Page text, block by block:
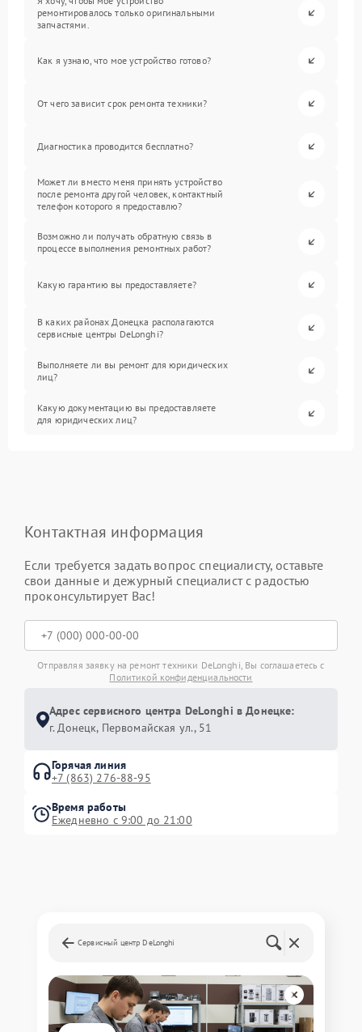
ремонтировалось только оригинальными
запчастями.
Как я узнаю, что мое устройство готово?
От чего зависит срок ремонта техники?
Диагностика проводится бесплатно?
Может ли вместо меня принять устройство
после ремонта другой человек, контактный
телефон которого я предоставлю?
Возможно ли получать обратную связь в
процессе выполнения ремонтных работ?
Какую гарантию вы предоставляете?
В каких районах Донецка располагаются
сервисные центры DeLonghi?
Выполняете ли вы ремонт для юридических
лиц?
Какую документацию вы предоставляете
для юридических лиц?
Контактная информация
Если требуется задать вопрос специалисту, оставьте
свои данные и дежурный специалист с радостью
проконсультирует Вас!
Отправляя заявку на ремонт техники DeLonghi, Вы соглашаетесь с
Политикой конфиденциальности
Адрес сервисного центра DeLonghi в Донецке:
г. Донецк, Первомайская ул., 51
Горячая линия
+7 (863) 276-88-95
Время работы
Ежедневно с 9:00 до 21:00
Сервисный центр DeLonghi